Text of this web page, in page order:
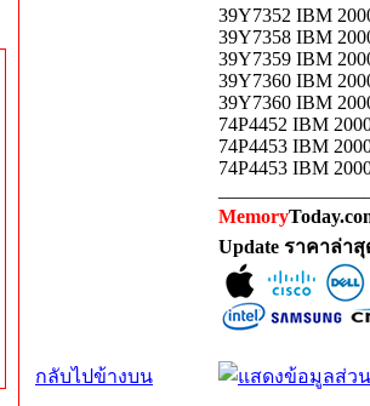
39Y7352 IBM
39Y7358 IBM
39Y7359 IBM
39Y7360 IBM
39Y7360 IBM
74P4452 IBM
74P4453 IBM
74P4453 IBM
Memory
Update ราคาล่า
กลับไปข้างบน